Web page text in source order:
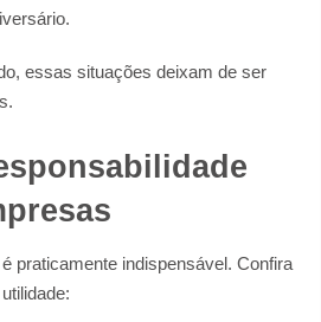
essas situações deixam de ser
praticamente indispensável. Confira